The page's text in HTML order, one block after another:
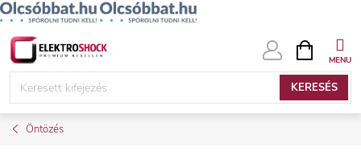
Ugrás
KERESÉS
KOSÁR
Öntözés